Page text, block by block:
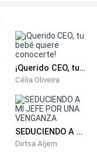
¡Querido CEO, tu bebé quiere conocerte!
Célia Oliveira
SEDUCIENDO A MI JEFE POR UNA VENGANZA
Dirtsa Aijem